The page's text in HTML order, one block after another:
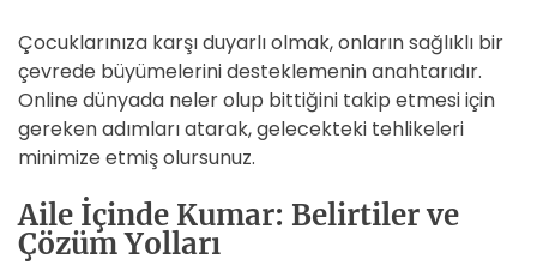
Çocuklarınıza karşı duyarlı olmak, onların sağlıklı bir
çevrede büyümelerini desteklemenin anahtarıdır.
Online dünyada neler olup bittiğini takip etmesi için
gereken adımları atarak, gelecekteki tehlikeleri
minimize etmiş olursunuz.
Aile İçinde Kumar: Belirtiler ve
Çözüm Yolları